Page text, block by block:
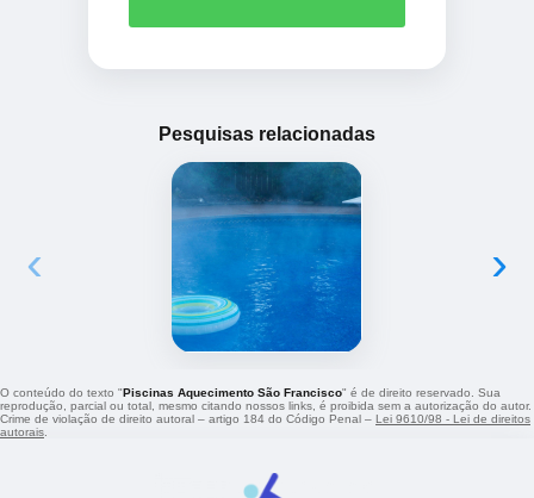
Pesquisas relacionadas
‹ ›
O conteúdo do texto "Piscinas Aquecimento São Francisco" é de direito reservado. Sua
reprodução, parcial ou total, mesmo citando nossos links, é proibida sem a autorização do autor.
Crime de violação de direito autoral – artigo 184 do Código Penal – Lei 9610/98 - Lei de direitos
autorais